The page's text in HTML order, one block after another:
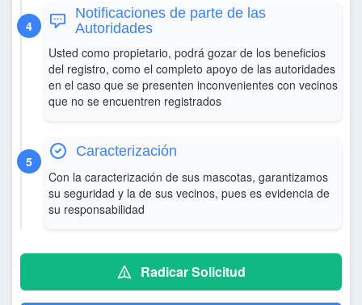
Notificaciones de parte de las
Autoridades
Usted como propietario, podrá gozar de los beneficios
del registro, como el completo apoyo de las autoridades
en el caso que se presenten inconvenientes con vecinos
que no se encuentren registrados
Caracterización
Con la caracterización de sus mascotas, garantizamos
su seguridad y la de sus vecinos, pues es evidencia de
su responsabilidad
Radicar Solicitud